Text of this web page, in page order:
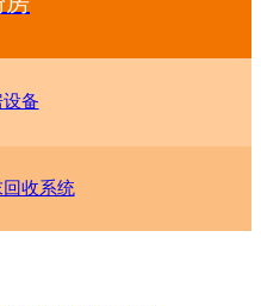
备
收系统